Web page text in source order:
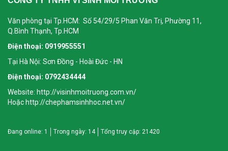
Văn phòng tại Tp.HCM: Số 54/29/5 Phan Văn Trị, Phường 11,
Q.Bình Thạnh, Tp.HCM
Điện thoại: 0919955551
Tại Hà Nội: Sơn Đồng - Hoài Đức - HN
Điện thoại: 0792434444
Website: http://visinhmoitruong.com.vn/
Hoặc http://chephamsinhhoc.net.vn/
Đang online: 1 Trong ngày: 14 Tổng truy cập: 21420